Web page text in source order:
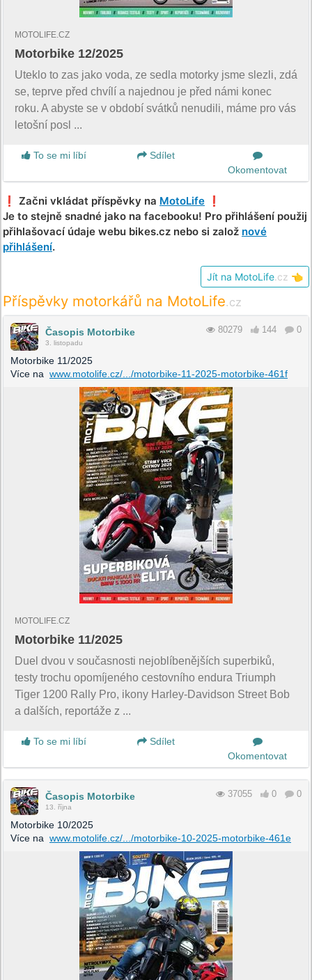
MOTOLIFE.CZ
Motorbike 12/2025
Uteklo to zas jako voda, ze sedla motorky jsme slezli, zdá
se, teprve před chvílí a najednou je před námi konec
roku. A abyste se v období svátků nenudili, máme pro vás
letošní posl ...
To se mi líbí
Sdílet
Okomentovat
❗️ Začni vkládat příspěvky na MotoLife ❗️
Je to stejně snadné jako na facebooku! Pro přihlášení použij
přihlašovací údaje webu bikes.cz nebo si založ nové
přihlášení.
Jít na MotoLife .cz 👈
Příspěvky motorkářů na MotoLife.cz
Časopis Motorbike
3. listopadu
80279 144 0
Motorbike 11/2025
Více na www.motolife.cz/.../motorbike-11-2025-motorbike-461f
MOTOLIFE.CZ
Motorbike 11/2025
Duel dvou v současnosti nejoblíbenějších superbiků,
testy trochu opomíjeného cestovního endura Triumph
Tiger 1200 Rally Pro, ikony Harley-Davidson Street Bob
a dalších, reportáže z ...
To se mi líbí
Sdílet
Okomentovat
Časopis Motorbike
13. října
37055 0 0
Motorbike 10/2025
Více na www.motolife.cz/.../motorbike-10-2025-motorbike-461e